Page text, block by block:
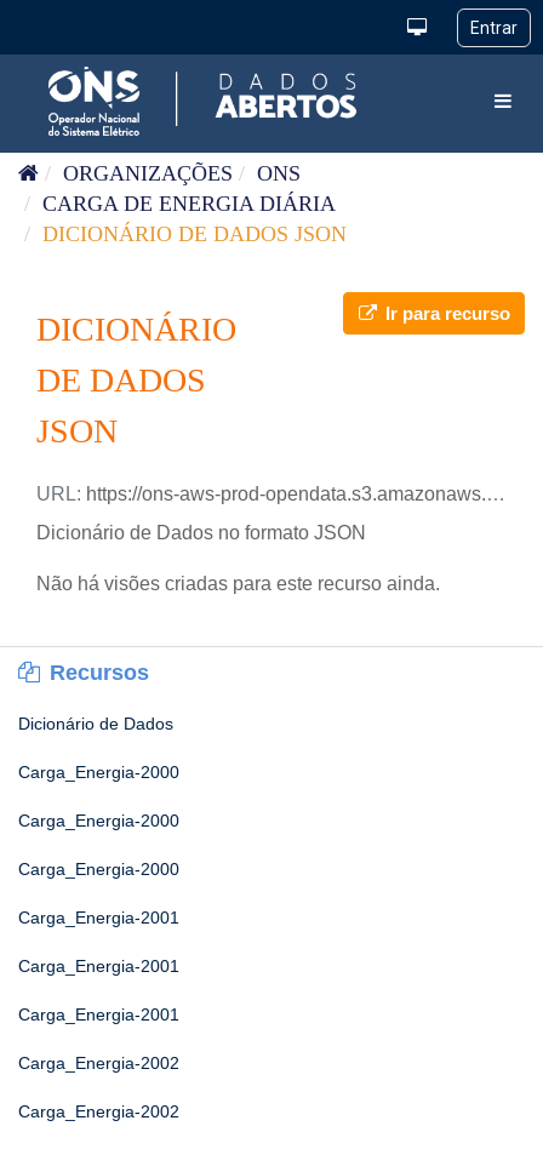
ORGANIZAÇÕES
ONS
CARGA DE ENERGIA DIÁRIA
DICIONÁRIO DE DADOS JSON
Ir para recurso
DICIONÁRIO
DE DADOS
JSON
URL: https://ons-aws-prod-opendata.s3.amazonaws.com/dataset/carga_energia_di/DicionarioDados_Carga_Energia_Diaria.json
Dicionário de Dados no formato JSON
Não há visões criadas para este recurso ainda.
Recursos
Dicionário de Dados
Carga_Energia-2000
Carga_Energia-2000
Carga_Energia-2000
Carga_Energia-2001
Carga_Energia-2001
Carga_Energia-2001
Carga_Energia-2002
Carga_Energia-2002